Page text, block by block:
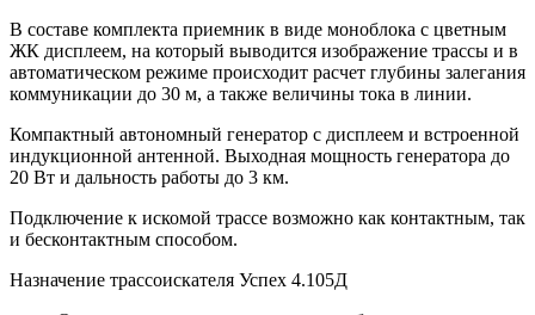
В составе комплекта приемник в виде моноблока с цветным
ЖК дисплеем, на который выводится изображение трассы и в
автоматическом режиме происходит расчет глубины залегания
коммуникации до 30 м, а также величины тока в линии.
Компактный автономный генератор с дисплеем и встроенной
индукционной антенной. Выходная мощность генератора до
20 Вт и дальность работы до 3 км.
Подключение к искомой трассе возможно как контактным, так
и бесконтактным способом.
Назначение трассоискателя Успех 4.105Д